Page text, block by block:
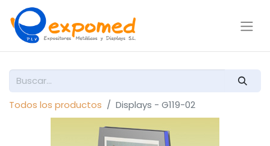
Todos los productos Displays - G119-02